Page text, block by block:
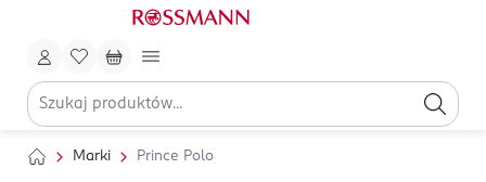
Marki Prince Polo